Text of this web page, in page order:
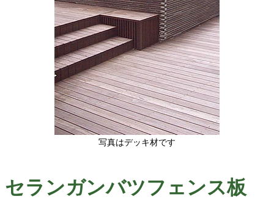
写真はデッキ材です
セランガンバツフェンス板